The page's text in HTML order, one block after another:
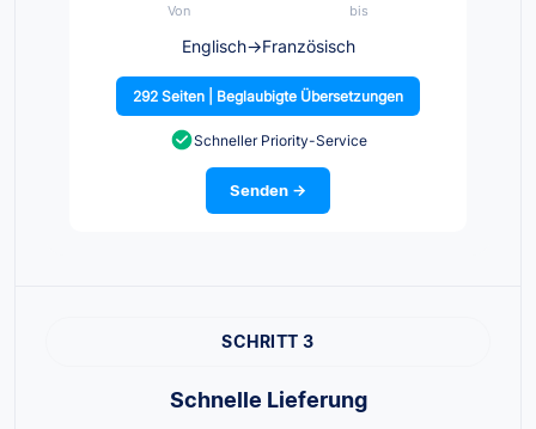
Von bis
Englisch→Französisch
292 Seiten | Beglaubigte Übersetzungen
Schneller Priority-Service
Senden →
SCHRITT 3
Schnelle Lieferung